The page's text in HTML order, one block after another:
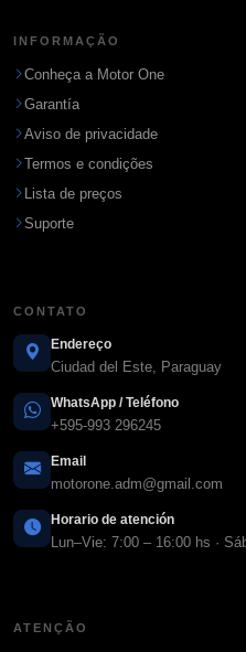
INFORMAÇÃO
Conheça a Motor One
Garantía
Aviso de privacidade
Termos e condições
Lista de preços
Suporte
CONTATO
Endereço
Ciudad del Este, Paraguay
WhatsApp / Teléfono
+595-993 296245
Email
motorone.adm@gmail.com
Horario de atención
Lun–Vie: 7:00 – 16:00 hs ·
ATENÇÃO